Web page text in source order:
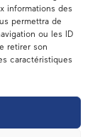
informations des
permettra de
ou les ID
retirer son
caractéristiques